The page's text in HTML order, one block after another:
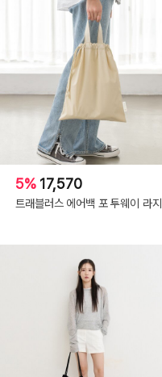
5% 17,570
트래블러스 에어백 포 투웨이 라지